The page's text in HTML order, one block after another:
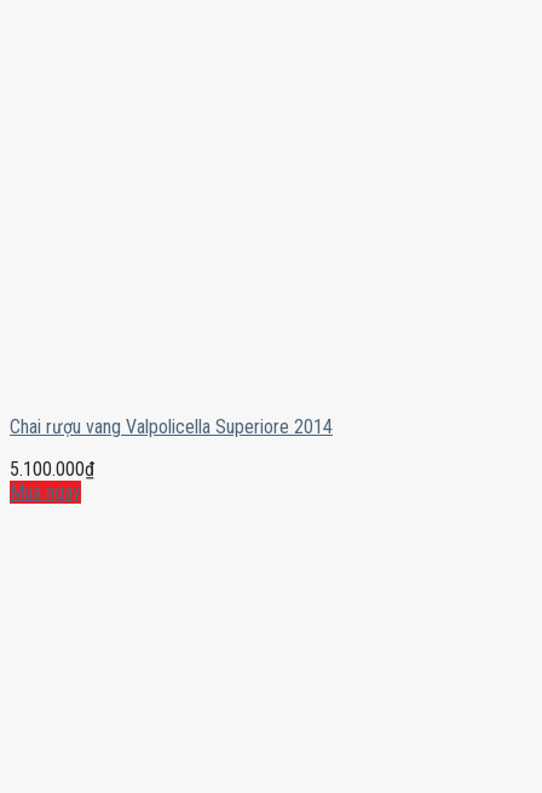
Chai rượu vang Valpolicella Superiore 2014
5.100.000₫
Mua ngay